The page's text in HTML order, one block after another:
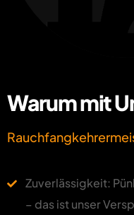
Warum mit
Zuverlässigkeit:
– das ist unser